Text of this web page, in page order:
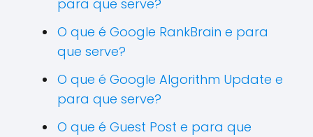
para que serve?
O que é Google RankBrain e para
que serve?
O que é Google Algorithm Update e
para que serve?
O que é Guest Post e para que